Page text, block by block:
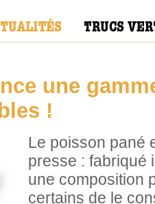
une
!
Le poisson pané
presse : fabriqué
une composition
certains de le